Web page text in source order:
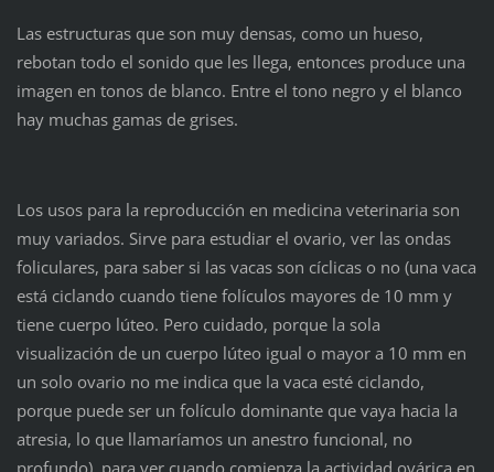
Las estructuras que son muy densas, como un hueso,
rebotan todo el sonido que les llega, entonces produce una
imagen en tonos de blanco. Entre el tono negro y el blanco
hay muchas gamas de grises.
Los usos para la reproducción en medicina veterinaria son
muy variados. Sirve para estudiar el ovario, ver las ondas
foliculares, para saber si las vacas son cíclicas o no (una vaca
está ciclando cuando tiene folículos mayores de 10 mm y
tiene cuerpo lúteo. Pero cuidado, porque la sola
visualización de un cuerpo lúteo igual o mayor a 10 mm en
un solo ovario no me indica que la vaca esté ciclando,
porque puede ser un folículo dominante que vaya hacia la
atresia, lo que llamaríamos un anestro funcional, no
profundo), para ver cuando comienza la actividad ovárica en